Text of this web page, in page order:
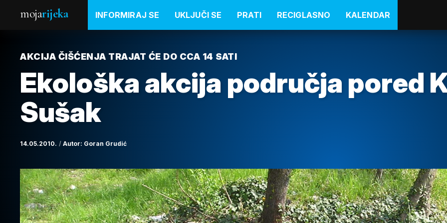
mojarijeka INFORMIRAJ SE UKLJUČI SE PRATI RECIGLASNO KALENDAR
AKCIJA ČIŠĆENJA TRAJAT ĆE DO CCA 14 SATI
Ekološka akcija područja pored
Sušak
14.05.2010. Autor: Goran Grudić